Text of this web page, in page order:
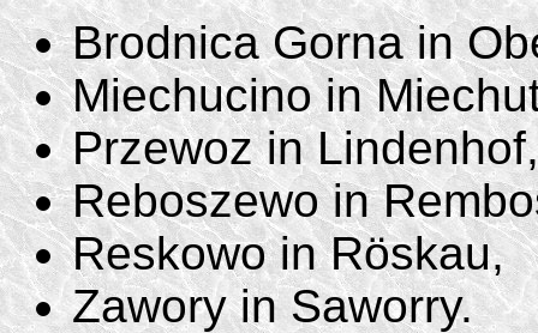
Brodnica Gorna in
Miechucino in
Przewoz in Lindenhof,
Reboszewo in
Reskowo in Röskau,
Zawory in Saworry.